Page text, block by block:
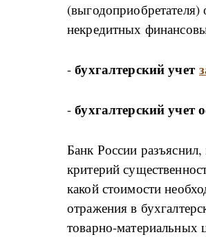
(выгодоприобретателя)
некредитных
-бухгалтерский учет
-бухгалтерский учет
Банк России
критерий
какой стоимости
отражения в
товарно-